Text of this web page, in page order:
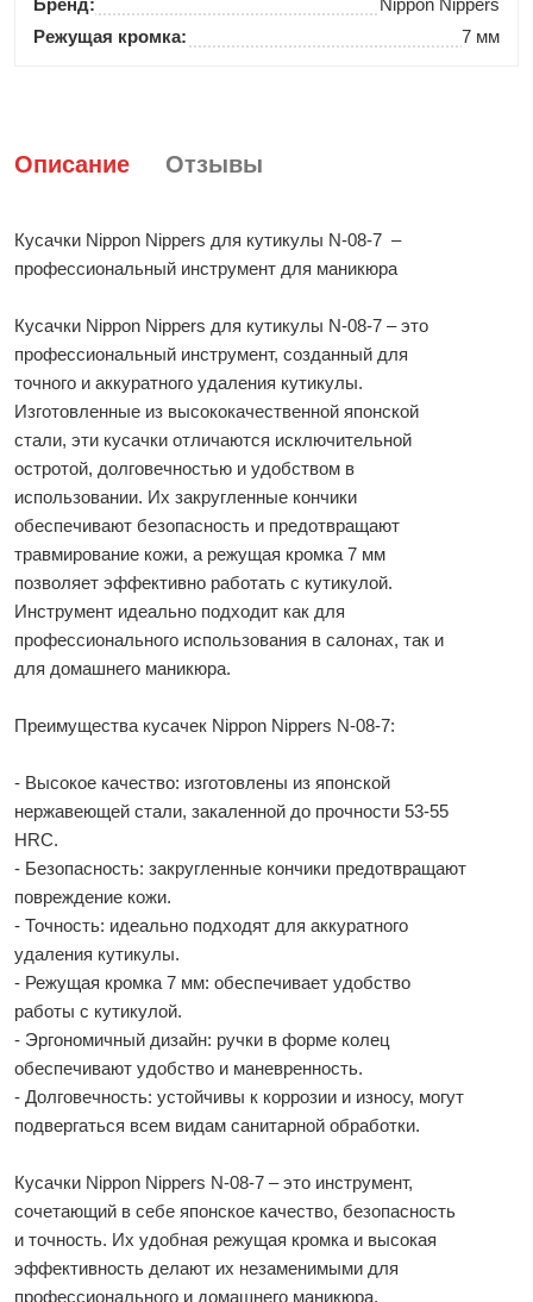
Бренд:
Nippon Nippers
Режущая кромка:
7 мм
Описание Отзывы
Кусачки Nippon Nippers для кутикулы N-08-7 –
профессиональный инструмент для маникюра
Кусачки Nippon Nippers для кутикулы N-08-7 – это
профессиональный инструмент, созданный для
точного и аккуратного удаления кутикулы.
Изготовленные из высококачественной японской
стали, эти кусачки отличаются исключительной
остротой, долговечностью и удобством в
использовании. Их закругленные кончики
обеспечивают безопасность и предотвращают
травмирование кожи, а режущая кромка 7 мм
позволяет эффективно работать с кутикулой.
Инструмент идеально подходит как для
профессионального использования в салонах, так и
для домашнего маникюра.
Преимущества кусачек Nippon Nippers N-08-7:
- Высокое качество: изготовлены из японской
нержавеющей стали, закаленной до прочности 53-55
HRC.
- Безопасность: закругленные кончики предотвращают
повреждение кожи.
- Точность: идеально подходят для аккуратного
удаления кутикулы.
- Режущая кромка 7 мм: обеспечивает удобство
работы с кутикулой.
- Эргономичный дизайн: ручки в форме колец
обеспечивают удобство и маневренность.
- Долговечность: устойчивы к коррозии и износу, могут
подвергаться всем видам санитарной обработки.
Кусачки Nippon Nippers N-08-7 – это инструмент,
сочетающий в себе японское качество, безопасность
и точность. Их удобная режущая кромка и высокая
эффективность делают их незаменимыми для
профессионального и домашнего маникюра.